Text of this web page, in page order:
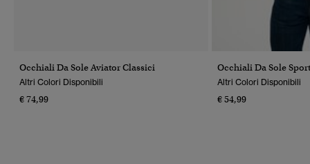
Occhiali Da Sole Aviator Classici
Altri Colori Disponibili
€ 74,99
Occhiali Da Sole
Altri Colori Disponibili
€ 54,99